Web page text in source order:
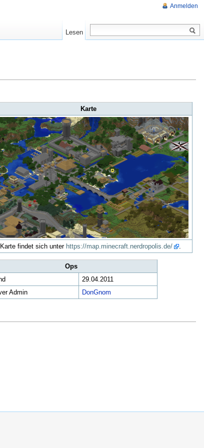
Karte
findet sich unter https://map.minecraft.nerdropolis.de/ .
Ops
29.04.2011
Admin
DonGnom
Anmelden
Lesen